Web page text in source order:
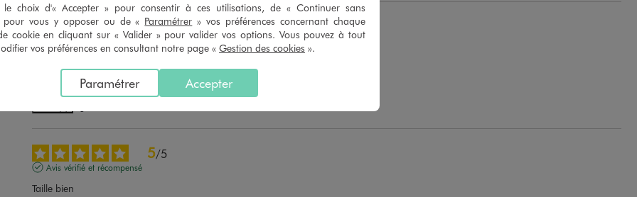
5/5
Avis vérifié et récompensé
06/06/2026 , suite à une expérience du19/05/2026
5/5
Avis vérifié et récompensé
Taille bien
le choix d'« Accepter » pour consentir à ces utilisations, de « Continuer sans
pour vous y opposer ou de « Paramétrer » vos préférences concernant chaque
cookie en cliquant sur « Valider » pour valider vos options. Vous pouvez à tout
vos préférences en consultant notre page « Gestion des cookies ».
Accepter
Paramétrer